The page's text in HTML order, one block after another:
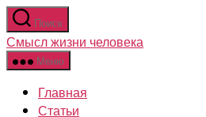
Перейти
к
содержимому
Поиск
Смысл жизни человека
Меню
Главная
Статьи